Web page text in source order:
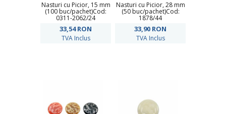
Nasturi cu Picior, 15 mm
(100 buc/pachet)Cod:
0311-2062/24
33,54RON
TVA Inclus
Nasturi cu Picior, 28 mm
(50 buc/pachet)Cod:
1878/44
33,90 RON
TVA Inclus